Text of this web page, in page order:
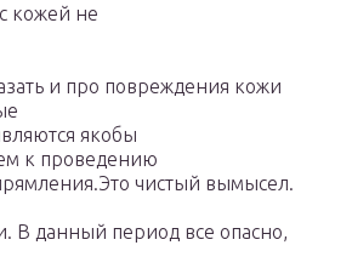
кожей не
и про повреждения кожи
якобы
к проведению
чистый вымысел.
В данный период все опасно,